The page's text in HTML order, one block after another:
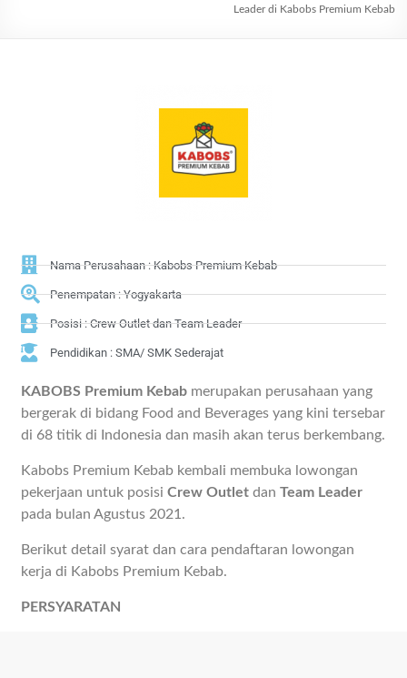
Leader di Kabobs Premium Kebab
Nama Perusahaan : Kabobs Premium Kebab
Penempatan : Yogyakarta
Posisi : Crew Outlet dan Team Leader
Pendidikan : SMA/ SMK Sederajat
KABOBS Premium Kebab merupakan perusahaan yang
bergerak di bidang Food and Beverages yang kini tersebar
di 68 titik di Indonesia dan masih akan terus berkembang.
Kabobs Premium Kebab kembali membuka lowongan
pekerjaan untuk posisiCrew OutletdanTeam Leader
pada bulan Agustus 2021.
Berikut detail syarat dan cara pendaftaran lowongan
kerja di Kabobs Premium Kebab.
PERSYARATAN